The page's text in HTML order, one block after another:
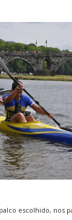
escolhido, nos